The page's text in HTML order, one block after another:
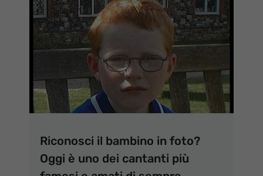
Riconosci il bambino in foto?
Oggi è uno dei cantanti più